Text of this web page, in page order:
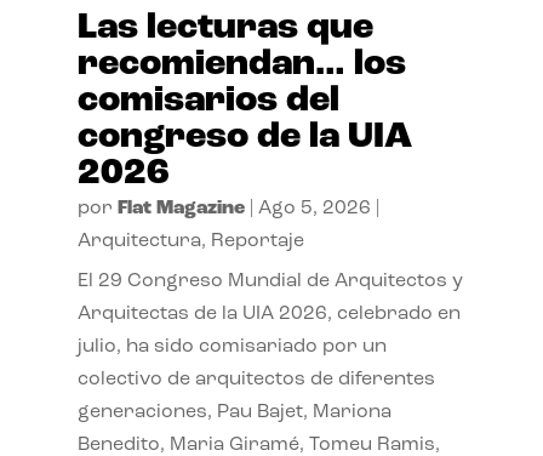
Las lecturas que
recomiendan… los
comisarios del
congreso de la UIA
2026
por Flat Magazine| Ago 5, 2026
Arquitectura, Reportaje
El 29 Congreso Mundial de Arquitectos y
Arquitectas de la UIA 2026, celebrado en
julio, ha sido comisariado por un
colectivo de arquitectos de diferentes
generaciones, Pau Bajet, Mariona
Benedito, Maria Giramé, Tomeu Ramis,